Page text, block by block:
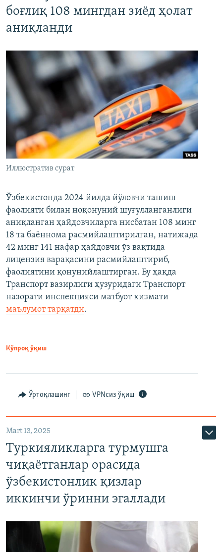
боғлиқ 108 мингдан зиёд ҳолат
аниқланди
Иллюстратив сурат
Ўзбекистонда 2024 йилда йўловчи ташиш
фаолияти билан ноқонуний шуғулланганлиги
аниқланган ҳайдовчиларга нисбатан 108 минг
18 та баённома расмийлаштирилган, натижада
42 минг 141 нафар ҳайдовчи ўз вақтида
лицензия варақасини расмийлаштириб,
фаолиятини қонунийлаштирган. Бу ҳақда
Транспорт вазирлиги ҳузуридаги Транспорт
назорати инспекцияси матбуот хизмати
маълумот тарқатди.
Кўпроқ ўқиш
Ўртоқлашинг VPNсиз ўқиш
Mart 13, 2025
Туркияликларга турмушга
чиқаётганлар орасида
ўзбекистонлик қизлар
иккинчи ўринни эгаллади